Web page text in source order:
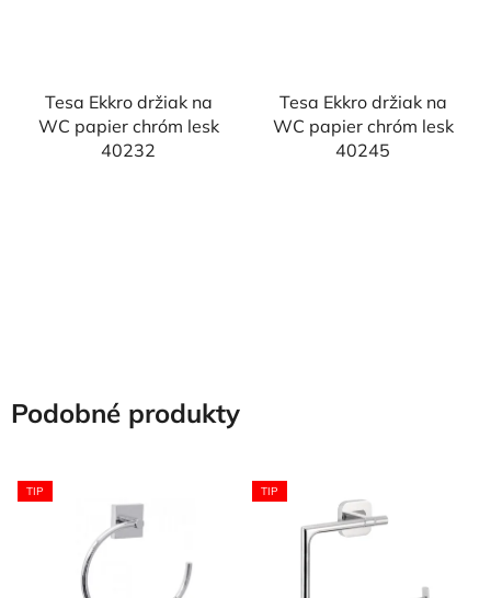
Tesa Ekkro držiak na
WC papier chróm lesk
40232
Tesa Ekkro držiak na
WC papier chróm lesk
40245
Podobné produkty
TIP TIP